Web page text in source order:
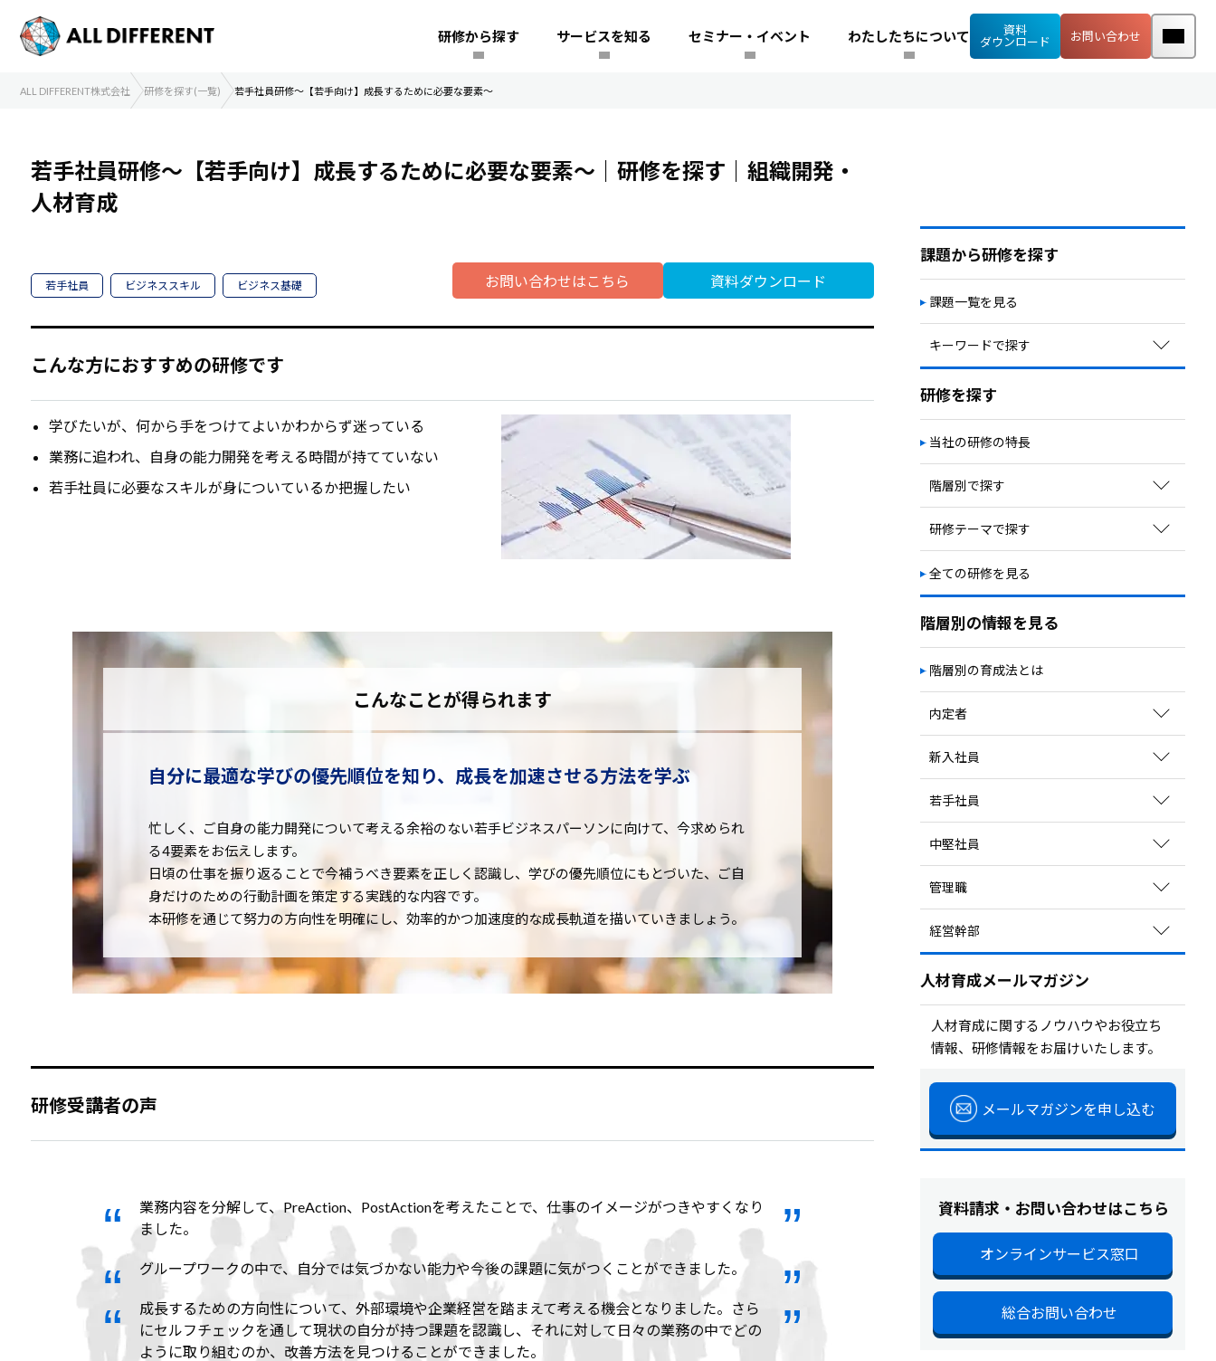
研修から探す サービスを知る セミナー・イベント わたしたちについて
資料
ダウンロード
お問い合わせ
ALL DIFFERENT株式会社 研修を探す(一覧) 若手社員研修～【若手向け】成長するために必要な要素～
若手社員研修～【若手向け】成長するために必要な要素～｜研修を探す｜組織開発・
人材育成
若手社員 ビジネススキル ビジネス基礎 お問い合わせはこちら 資料ダウンロード
こんな方におすすめの研修です
学びたいが、何から手をつけてよいかわからず迷っている
業務に追われ、自身の能力開発を考える時間が持てていない
若手社員に必要なスキルが身についているか把握したい
こんなことが得られます
自分に最適な学びの優先順位を知り、成長を加速させる方法を学ぶ
忙しく、ご自身の能力開発について考える余裕のない若手ビジネスパーソンに向けて、今求められ
る4要素をお伝えします。
日頃の仕事を振り返ることで今補うべき要素を正しく認識し、学びの優先順位にもとづいた、ご自
身だけのための行動計画を策定する実践的な内容です。
本研修を通じて努力の方向性を明確にし、効率的かつ加速度的な成長軌道を描いていきましょう。
研修受講者の声
業務内容を分解して、PreAction、PostActionを考えたことで、仕事のイメージがつきやすくなり
ました。
グループワークの中で、自分では気づかない能力や今後の課題に気がつくことができました。
成長するための方向性について、外部環境や企業経営を踏まえて考える機会となりました。さら
にセルフチェックを通して現状の自分が持つ課題を認識し、それに対して日々の業務の中でどの
ように取り組むのか、改善方法を見つけることができました。
課題から研修を探す
課題一覧を見る
キーワードで探す
次期リーダー育成
自立・自走／主体性向上
視野・視座の獲得
教育体系の構築
研修を探す
当社の研修の特長
階層別で探す
新入社員向け研修
若手社員向け研修
中堅社員向け研修
管理職向け研修
経営幹部向け研修
研修テーマで探す
ビジネススキル
コミュニケーションスキル
マネジメント
ビジネス知識
職種別研修
全ての研修を見る
階層別の情報を見る
階層別の育成法とは
内定者
育成方法のポイントを見る
関連コラムを読む
サービスを探す
新入社員
育成方法のポイントを見る
関連コラムを読む
研修を探す
若手社員
育成方法のポイントを見る
関連コラムを読む
研修を探す
中堅社員
育成方法のポイントを見る
関連コラムを読む
研修を探す
管理職
育成方法のポイントを見る
関連コラムを読む
研修を探す
サービスを探す
経営幹部
関連コラムを読む
研修を探す
サービスを探す
人材育成メールマガジン
人材育成に関するノウハウやお役立ち
情報、研修情報をお届けいたします。
メールマガジンを申し込む
資料請求・お問い合わせはこちら
オンラインサービス窓口
総合お問い合わせ